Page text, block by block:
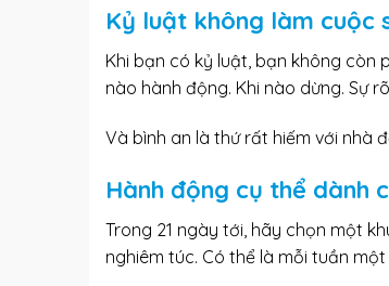
Kỷ luật không làm cuộc
Khi bạn có kỷ luật, bạn không còn
nào hành động. Khi nào dừng. Sự
Và bình an là thứ rất hiếm với nhà
Hành động cụ thể dành
Trong 21 ngày tới, hãy chọn một
nghiêm túc. Có thể là mỗi tuần